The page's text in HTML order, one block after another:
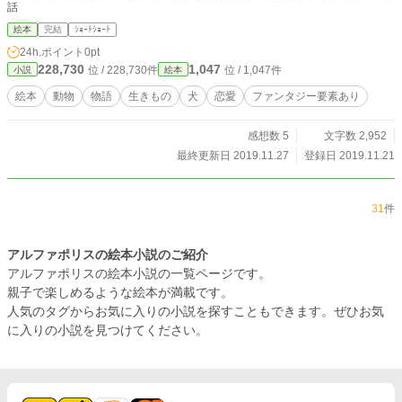
話
絵本 完結 ｼｮｰﾄｼｮｰﾄ
24h.ポイント 0pt
小説 228,730 位 / 228,730件 絵本 1,047 位 / 1,047件
絵本 動物 物語 生きもの 犬 恋愛 ファンタジー要素あり
感想数 5
文字数 2,952
最終更新日 2019.11.27
登録日 2019.11.21
31件
アルファポリスの絵本小説のご紹介
アルファポリスの絵本小説の一覧ページです。
親子で楽しめるような絵本が満載です。
人気のタグからお気に入りの小説を探すこともできます。ぜひお気
に入りの小説を見つけてください。